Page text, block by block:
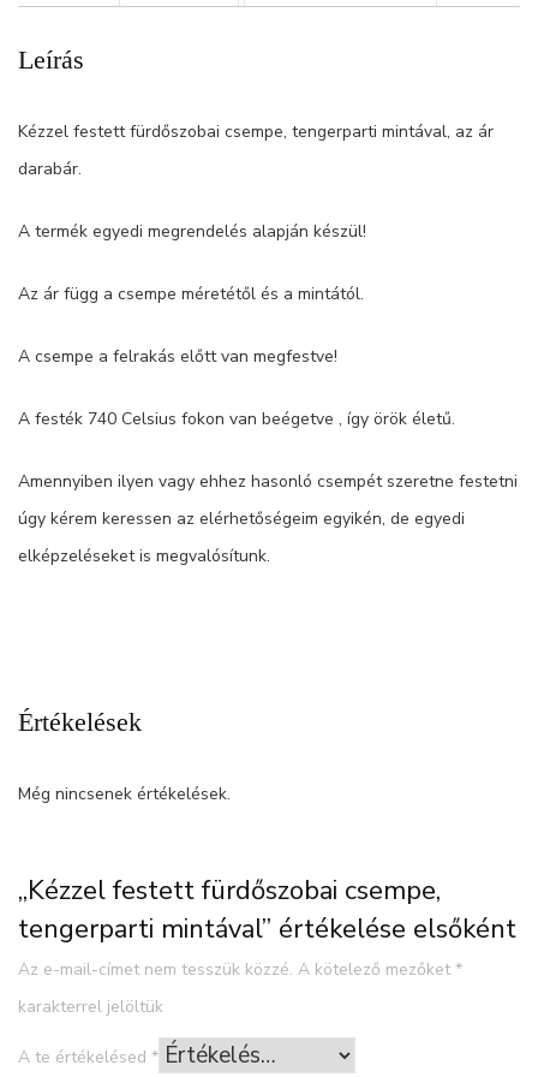
Leírás
Kézzel festett fürdőszobai csempe, tengerparti mintával, az ár
darabár.
A termék egyedi megrendelés alapján készül!
Az ár függ a csempe méretétől és a mintától.
A csempe a felrakás előtt van megfestve!
A festék 740 Celsius fokon van beégetve , így örök életű.
Amennyiben ilyen vagy ehhez hasonló csempét szeretne festetni
úgy kérem keressen az elérhetőségeim egyikén, de egyedi
elképzeléseket is megvalósítunk.
Értékelések
Még nincsenek értékelések.
„Kézzel festett fürdőszobai csempe,
tengerparti mintával” értékelése elsőként
Az e-mail-címet nem tesszük közzé. A kötelező mezőket*
karakterrel jelöltük
A te értékelésed *